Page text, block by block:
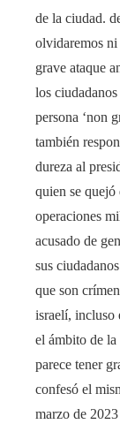
de la ciudad.
olvidaremos ni
grave ataque
los
persona ‘non
también
dureza al
quien se quejó
operaciones
acusado de
sus
que son
israelí, incluso
el ámbito de
parece tener
confesó el
marzo de